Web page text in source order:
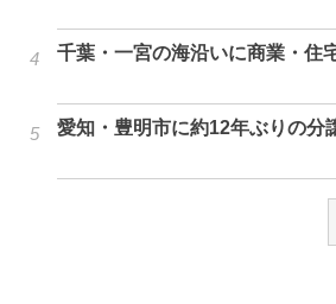
千葉・一宮の海沿いに商業・住
愛知・豊明市に約12年ぶりの分